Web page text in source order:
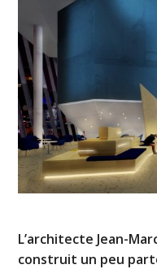
L’architecte Jean-
construit un peu